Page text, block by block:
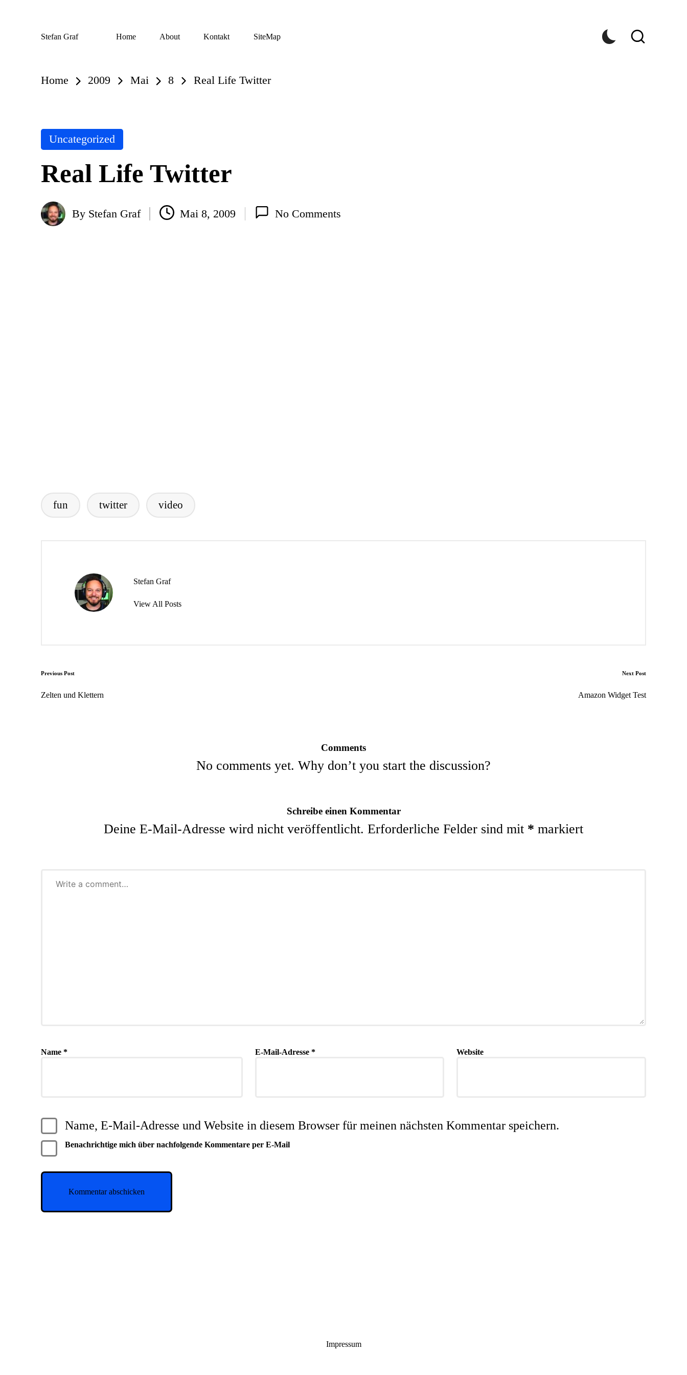
Stefan Graf Home About Kontakt SiteMap
Home 2009 Mai 8 Real Life Twitter
Posted
in
Uncategorized
Real Life Twitter
Posted
By Stefan Graf Mai 8, 2009 No Comments
Tags:fun twitter video
Stefan Graf
View All Posts
Post
navigation
Previous Post
Zelten und Klettern
Next Post
Amazon Widget Test
Comments
No comments yet. Why don’t you start the discussion?
Schreibe einen Kommentar
Deine E-Mail-Adresse wird nicht veröffentlicht. Erforderliche Felder sind mit * markiert
Name * E-Mail-Adresse * Website
Name, E-Mail-Adresse und Website in diesem Browser für meinen nächsten Kommentar speichern.
Benachrichtige mich über nachfolgende Kommentare per E-Mail
Impressum